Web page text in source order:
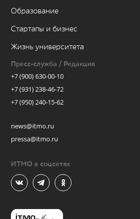
Образование
Стартапы и бизнес
Жизнь университета
Пресс-служба / Редакция
+7 (900) 630-00-10
+7 (931) 238-46-72
+7 (950) 240-15-62
news@itmo.ru
pressa@itmo.ru
ИТМО в соцсетях